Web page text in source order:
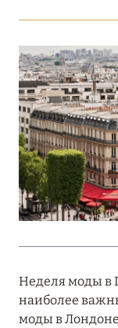
18 мая 2026
THE ST.
МАНИФЕСТ
ОКЕАНА
Подробнее
27 апреля 2026
Подробнее
Неделя моды в
наиболее
моды в